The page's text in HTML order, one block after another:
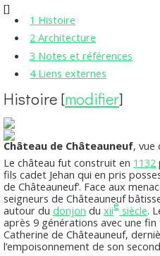
[]
1 Histoire
2 Architecture
3 Notes et références
4 Liens externes
Histoire [modifier]
Château de Châteauneuf, vue
Le château fut construit en 1132
fils cadet Jehan qui en pris
de Châteauneuf’. Face aux
seigneurs de Châteauneuf
autour du donjon du xiie siècle.
après 9 générations avec une
Catherine de Châteauneuf,
l’empoisonnement de son